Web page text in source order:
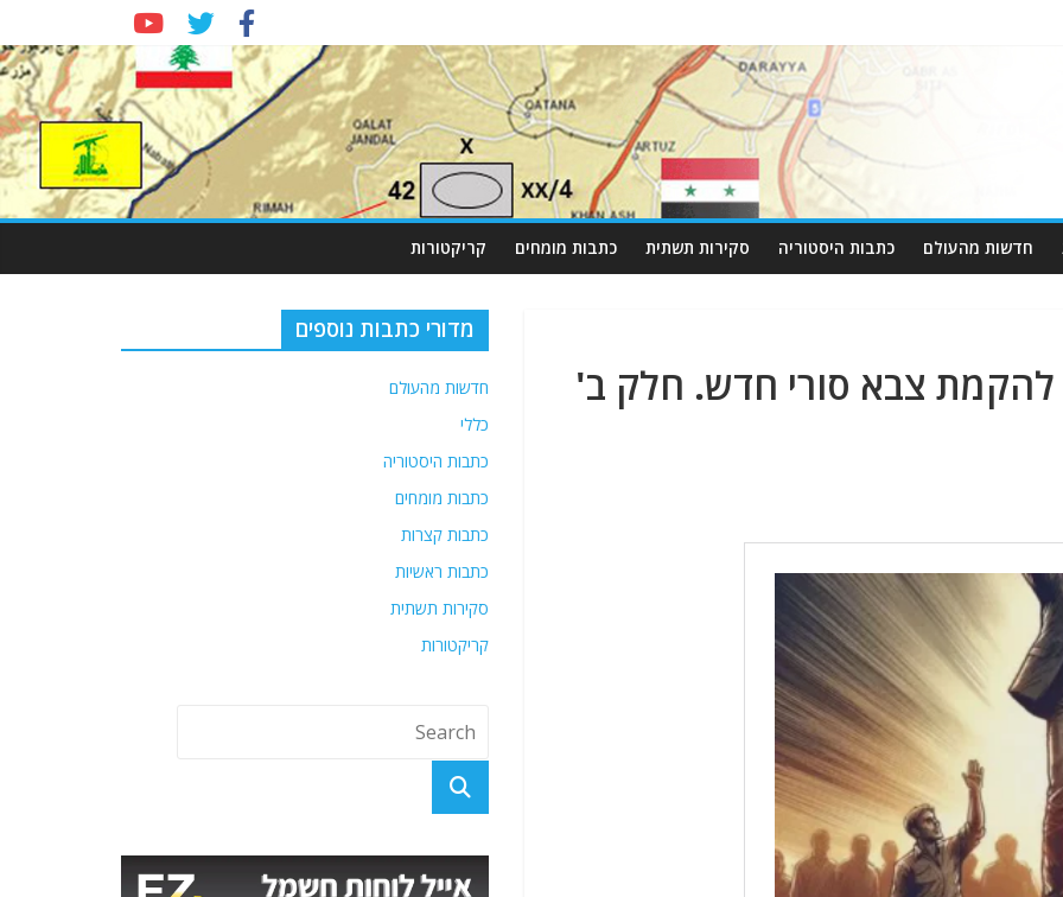
חדשות מהעולם כתבות היסטוריה סקירות תשתית כתבות מומחים קריקטורות
להקמת צבא סורי חדש. חלק ב'
מדורי כתבות נוספים
חדשות מהעולם
כללי
כתבות היסטוריה
כתבות מומחים
כתבות קצרות
כתבות ראשיות
סקירות תשתית
קריקטורות